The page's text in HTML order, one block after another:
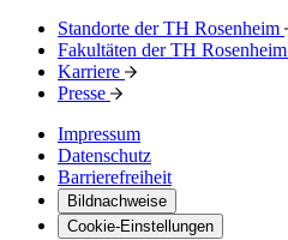
Standorte der TH Rosenheim
Fakultäten der TH Rosenheim
Karriere
Presse
Impressum
Datenschutz
Barrierefreiheit
Bildnachweise
Cookie-Einstellungen